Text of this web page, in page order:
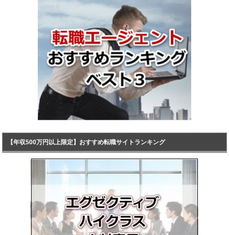
【年収500万円以上限定】おすすめ転職サイトランキング